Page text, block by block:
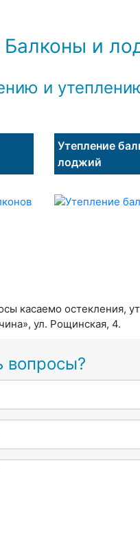
Балконы и
и
Утепление
лоджий
касаемо остекления,
ул. Рощинская, 4.
вопросы?